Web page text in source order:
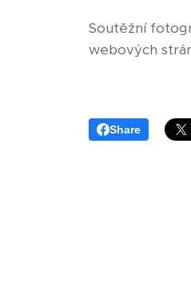
Soutěžní
webových
Share